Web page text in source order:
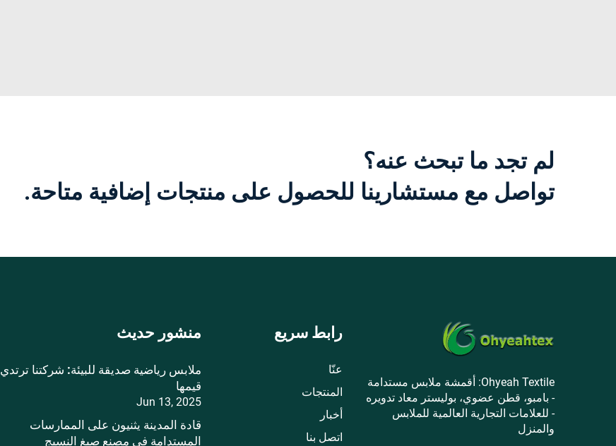
لم تجد ما تبحث عنه؟
تواصل مع مستشارينا للحصول على منتجات إضافية متاحة.
Ohyeah Textile: أقمشة ملابس مستدامة
- بامبو، قطن عضوي، بوليستر معاد تدويره
- للعلامات التجارية العالمية للملابس
والمنزل
رابط سريع
عنّا
المنتجات
أخبار
اتصل بنا
منشور حديث
ملابس رياضية صديقة للبيئة: شركتنا ترتدي
قيمها
Jun 13, 2025
قادة المدينة يثنيون على الممارسات
المستدامة في مصنع صبغ النسيج